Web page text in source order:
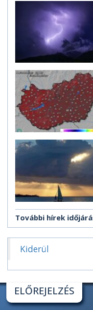
További hírek
Kiderül
ELŐREJELZÉS